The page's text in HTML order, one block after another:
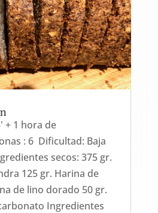
+ 1 hora de
: 6 Dificultad: Baja
secos: 375 gr.
125 gr. Harina de
de lino dorado 50 gr.
Ingredientes